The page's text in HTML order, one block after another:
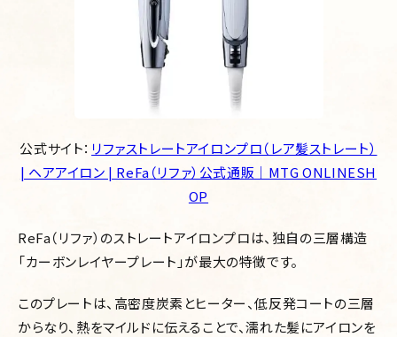
公式サイト： リファストレートアイロンプロ（レア髪ストレート）
| ヘアアイロン | ReFa（リファ）公式通販｜MTG ONLINESH
OP
ReFa（リファ）のストレートアイロンプロは、独自の三層構造
「カーボンレイヤープレート」が最大の特徴です。
このプレートは、高密度炭素とヒーター、低反発コートの三層
からなり、熱をマイルドに伝えることで、濡れた髪にアイロンを